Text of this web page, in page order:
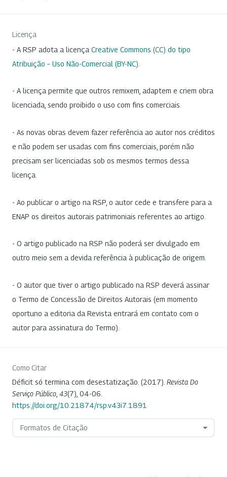
Licença
- A RSP adota a licença Creative Commons (CC) do tipo
Atribuição – Uso Não-Comercial (BY-NC)
- A licença permite que outros remixem, adaptem e criem obra
licenciada, sendo proibido o uso com fins comerciais.
- As novas obras devem fazer referência ao autor nos créditos
e não podem ser usadas com fins comerciais, porém não
precisam ser licenciadas sob os mesmos termos dessa
licença.
- Ao publicar o artigo na RSP, o autor cede e transfere para a
ENAP os direitos autorais patrimoniais referentes ao artigo.
- O artigo publicado na RSP não poderá ser divulgado em
outro meio sem a devida referência à publicação de origem.
- O autor que tiver o artigo publicado na RSP deverá assinar
o Termo de Concessão de Direitos Autorais (em momento
oportuno a editoria da Revista entrará em contato com o
autor para assinatura do Termo).
Como Citar
Déficit só termina com desestatização. (2017). Revista Do
Serviço Público 43(7), 04-06.
https://doi.org/10.21874/rsp.v43i7.1891
Formatos de Citação